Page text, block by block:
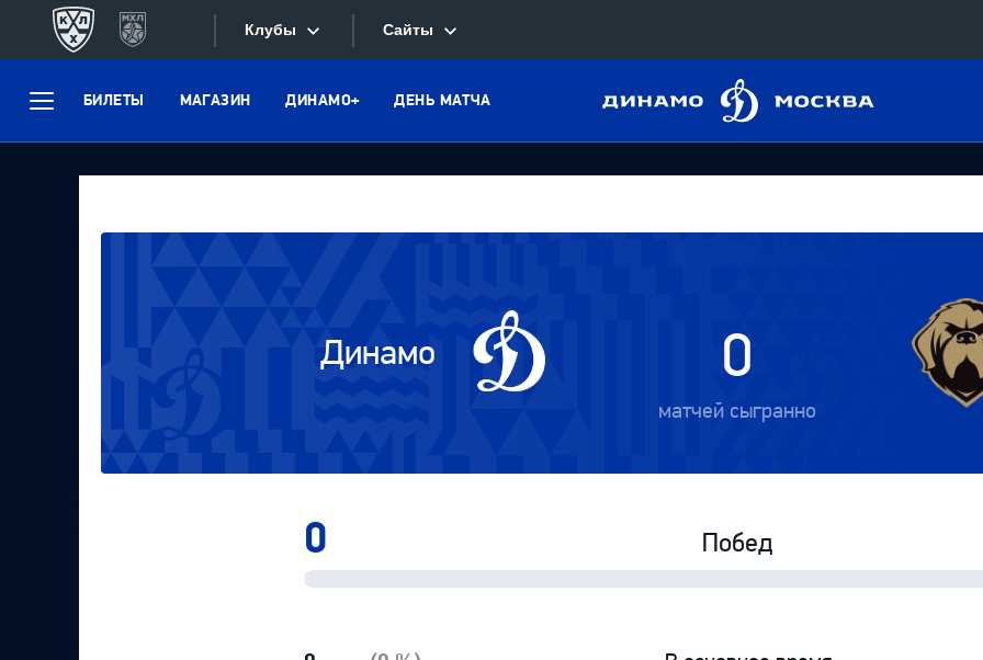
Клубы
Конференция «Запад»
ЦСКА
Конференция «Восток»
Дивизион Чернышева
Салават Юлаев
Сайты
Интернет-магазин
БИЛЕТЫ МАГАЗИН ДИНАМО+ ДЕНЬ МАТЧА
Динамо
Динамо 0
матчей сыгранно
0 Побед
0%
0%